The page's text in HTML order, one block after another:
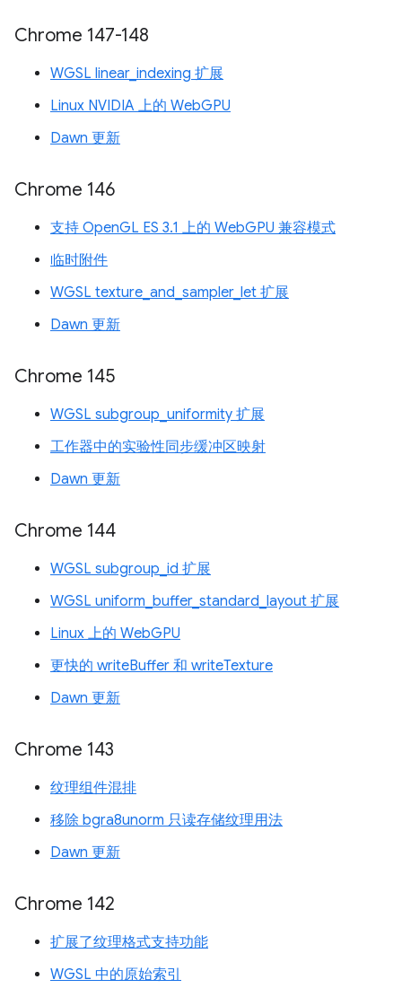
Chrome 147-148
WGSL linear_indexing 扩展
Linux NVIDIA 上的 WebGPU
Dawn 更新
Chrome 146
支持 OpenGL ES 3.1 上的 WebGPU 兼容模式
临时附件
WGSL texture_and_sampler_let 扩展
Dawn 更新
Chrome 145
WGSL subgroup_uniformity 扩展
工作器中的实验性同步缓冲区映射
Dawn 更新
Chrome 144
WGSL subgroup_id 扩展
WGSL uniform_buffer_standard_layout 扩展
Linux 上的 WebGPU
更快的 writeBuffer 和 writeTexture
Dawn 更新
Chrome 143
纹理组件混排
移除 bgra8unorm 只读存储纹理用法
Dawn 更新
Chrome 142
扩展了纹理格式支持功能
WGSL 中的原始索引